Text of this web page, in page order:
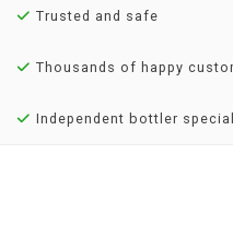
Trusted and safe
Thousands of happy
Independent bottler